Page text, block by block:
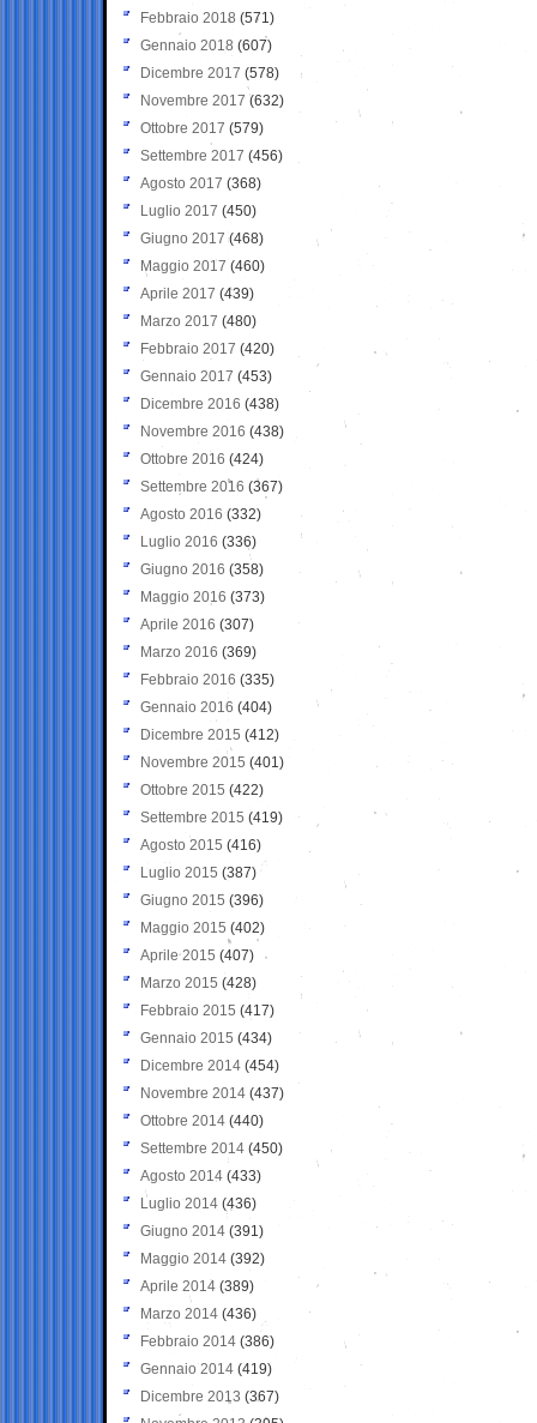
Febbraio 2018 (571)
Gennaio 2018 (607)
Dicembre 2017 (578)
Novembre 2017 (632)
Ottobre 2017 (579)
Settembre 2017 (456)
Agosto 2017 (368)
Luglio 2017 (450)
Giugno 2017 (468)
Maggio 2017 (460)
Aprile 2017 (439)
Marzo 2017 (480)
Febbraio 2017 (420)
Gennaio 2017 (453)
Dicembre 2016 (438)
Novembre 2016 (438)
Ottobre 2016 (424)
Settembre 2016 (367)
Agosto 2016 (332)
Luglio 2016 (336)
Giugno 2016 (358)
Maggio 2016 (373)
Aprile 2016 (307)
Marzo 2016 (369)
Febbraio 2016 (335)
Gennaio 2016 (404)
Dicembre 2015 (412)
Novembre 2015 (401)
Ottobre 2015 (422)
Settembre 2015 (419)
Agosto 2015 (416)
Luglio 2015 (387)
Giugno 2015 (396)
Maggio 2015 (402)
Aprile 2015 (407)
Marzo 2015 (428)
Febbraio 2015 (417)
Gennaio 2015 (434)
Dicembre 2014 (454)
Novembre 2014 (437)
Ottobre 2014 (440)
Settembre 2014 (450)
Agosto 2014 (433)
Luglio 2014 (436)
Giugno 2014 (391)
Maggio 2014 (392)
Aprile 2014 (389)
Marzo 2014 (436)
Febbraio 2014 (386)
Gennaio 2014 (419)
Dicembre 2013 (367)